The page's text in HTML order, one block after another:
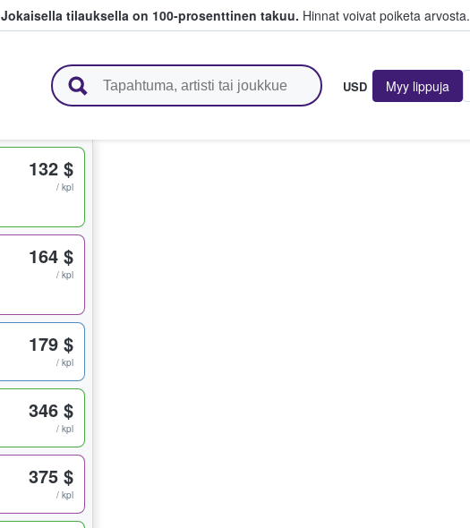
Jokaisella tilauksella on 100-prosenttinen takuu. Hinnat voivat poiketa arvosta.
USD Myy lippuja
132 $
/ kpl
164 $
/ kpl
179 $
/ kpl
346 $
/ kpl
375 $
/ kpl